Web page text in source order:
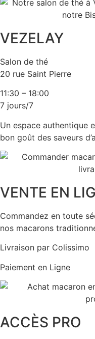
VEZELAY
Salon de thé
20 rue Saint Pierre
11:30 – 18:00
7 jours/7
Un espace authentique
bon goût des saveurs
VENTE EN
Commandez en toute
nos macarons
Livraison par Colissimo
Paiement en Ligne
ACCÈS PRO